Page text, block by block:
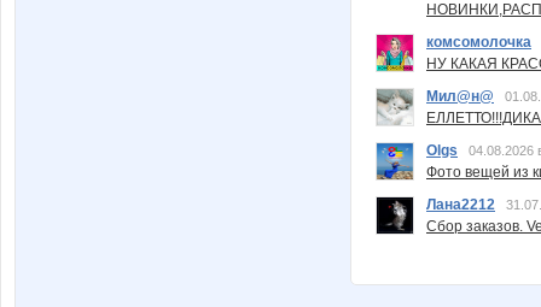
комсомолочка
НУ КАКАЯ
Мил@н@
Olgs
04.08.2026
Фото вещей из
Лана2212
Сбор заказов.